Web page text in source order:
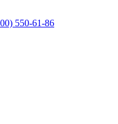
550-61-86